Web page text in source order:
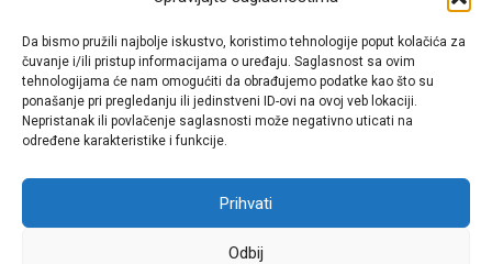
Da bismo pružili najbolje iskustvo, koristimo tehnologije poput kolačića za
čuvanje i/ili pristup informacijama o uređaju. Saglasnost sa ovim
tehnologijama će nam omogućiti da obrađujemo podatke kao što su
ponašanje pri pregledanju ili jedinstveni ID-ovi na ovoj veb lokaciji.
Nepristanak ili povlačenje saglasnosti može negativno uticati na
određene karakteristike i funkcije.
Prihvati
Odbij
Linkovi
Kontakt informacije
Viber